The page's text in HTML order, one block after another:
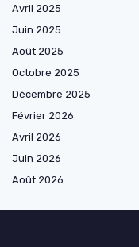
Avril 2025
Juin 2025
Août 2025
Octobre 2025
Décembre 2025
Février 2026
Avril 2026
Juin 2026
Août 2026